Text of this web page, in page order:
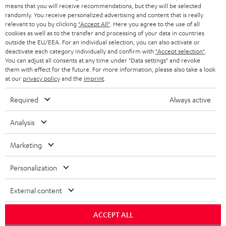
SMART HOME
BLUETOOTH-LAUTSPRECHER
KOPFHÖRER
BLUETOOTH-KOPFHÖRER
LAUTSPRECHER
ULTIMA-SERIE
IN-EAR-KOPFHÖRER
FANSHOP
NEUHEITEN
GESCHÄFTSKUNDEN
PARTNERPROGRAMM
BLOG
NEWSLETTER
STORES
DEINE VORTEILE BEI TEUFEL
TEUFEL STORY
UNSER MANAGEMENT
NACHHALTIGKEIT
SCHWEIZ
NIEDERLANDE
BELGIEN
POLEN
SPANIEN
ITALIEN
Technische Änderungen, Tippfehler und Irrtum vorbehalten. Das auf unseren
Fotos abgebildete Zubehör ist nicht im Lieferumfang enthalten. Etwaige
Datenschutz Daten-Einstellungen
means that you will receive recommendations, but they will be selected
randomly. You receive personalized advertising and content that is really
relevant to you by clicking "Accept All" . Here you agree to the use of all
cookies as well as to the transfer and processing of your data in countries
outside the EU/EEA. For an individual selection, you can also activate or
deactivate each category individually and confirm with "Accept selection"
You can adjust all consents at any time under "Data settings" and revoke
them with effect for the future. For more information, please also take a look
at our privacy policyand the imprint
Required Always active
Analysis
Marketing
Personalization
External content
ACCEPT ALL